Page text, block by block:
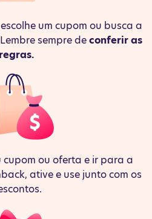
um cupom ou busca a
sempre deconferir as
regras.
cupom ou oferta e ir para a
ative e use junto com os